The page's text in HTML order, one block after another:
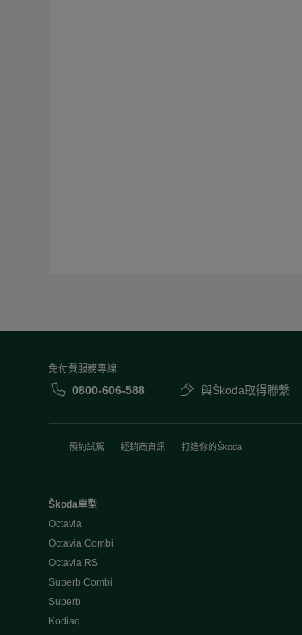
免付費服務專線
0800-606-588 與Škoda取得聯繫
預約試駕 經銷商資訊 打造你的Škoda
Škoda車型
Octavia
Octavia Combi
Octavia RS
Superb Combi
Superb
Kodiaq